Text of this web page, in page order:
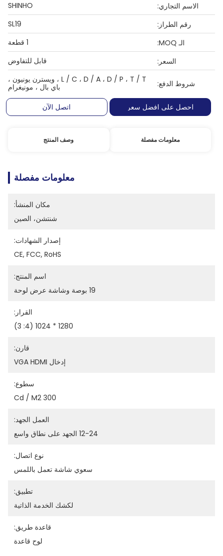
الاسم التجاري:
SHINHO
رقم الطراز:
SL19
الـ MOQ:
1 قطعة
السعر:
قابل للتفاوض
شروط الدفع:
L / C ، D / A ، D / P ، T / T ، ويسترن يونيون ،
باي بال ، مونيغرام
احصل على افضل سعر
اتصل الآن
معلومات مفصلة وصف المنتج
معلومات مفصلة
مكان المنشأ:
شنتشن، الصين
إصدار الشهادات:
CE, FCC, RoHS
اسم المنتج:
19 بوصة وشاشة عرض لوحة
القرار:
1280 * 1024 (4: 3)
قارن:
إدخال VGA HDMI
سطوع:
300 Cd / M2
العمل الجهد:
12-24 الجهد على نطاق واسع
نوع اتصال:
سعوي شاشة تعمل باللمس
تطبيق:
لكشك الخدمة الذاتية
قاعدة طريق:
لوح قاعدة